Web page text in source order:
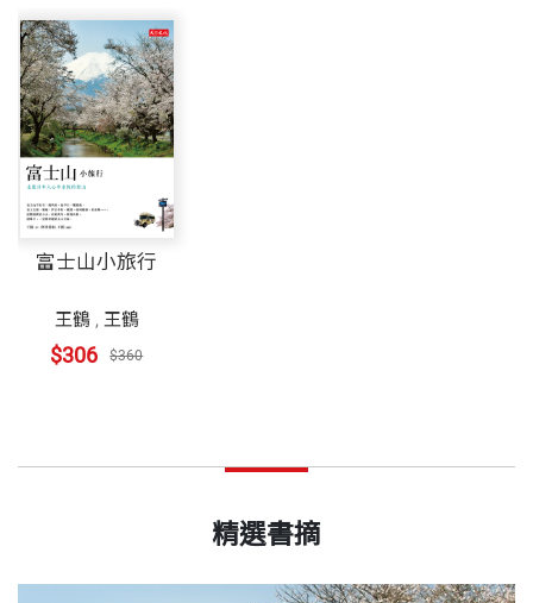
富士山小旅行
王鶴, 王鶴
$306 $360
精選書摘